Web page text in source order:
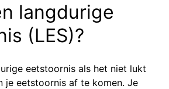
langdurige
(LES)?
eetstoornis als het niet lukt
je eetstoornis af te komen. Je